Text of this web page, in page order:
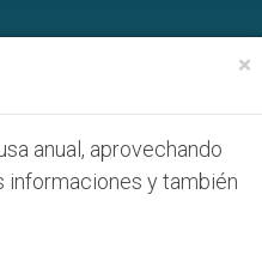
se pronuncia ante
×
anual, aprovechando
informaciones y también